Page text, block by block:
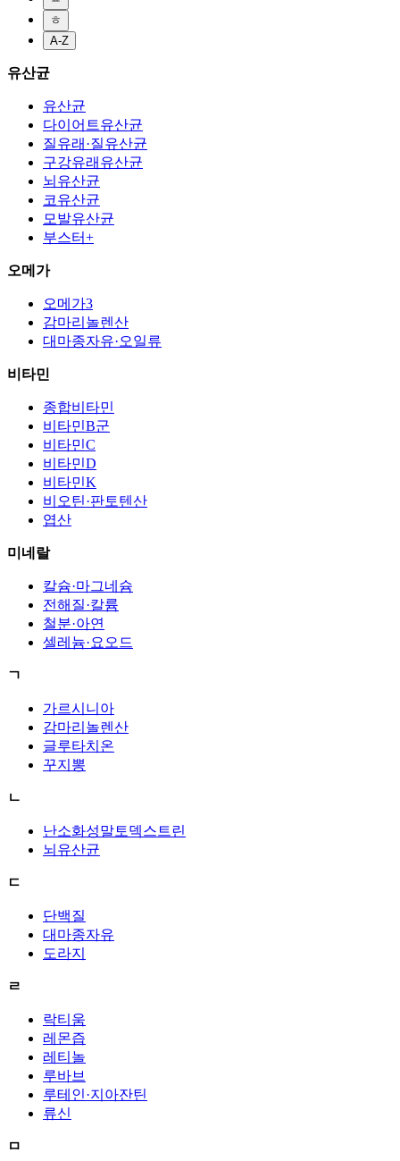
ㅎ
A-Z
유산균
유산균
다이어트유산균
질유래·질유산균
구강유래유산균
뇌유산균
코유산균
모발유산균
부스터+
오메가
오메가3
감마리놀렌산
대마종자유·오일류
비타민
종합비타민
비타민B군
비타민C
비타민D
비타민K
비오틴·판토텐산
엽산
미네랄
칼슘·마그네슘
전해질·칼륨
철분·아연
셀레늄·요오드
ㄱ
가르시니아
감마리놀렌산
글루타치온
꾸지뽕
ㄴ
난소화성말토덱스트린
뇌유산균
ㄷ
단백질
대마종자유
도라지
ㄹ
락티움
레몬즙
레티놀
루바브
루테인·지아잔틴
류신
ㅁ